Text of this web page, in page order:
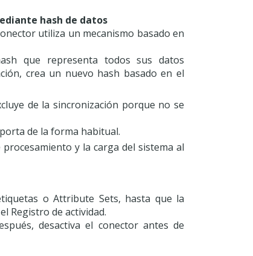
hash de datos
utiliza un mecanismo basado en
que representa todos sus datos
crea un nuevo hash basado en el
de la sincronización porque no se
de la forma habitual.
y la carga del sistema al
o Attribute Sets, hasta que la
Registro de actividad.
desactiva el conector antes de